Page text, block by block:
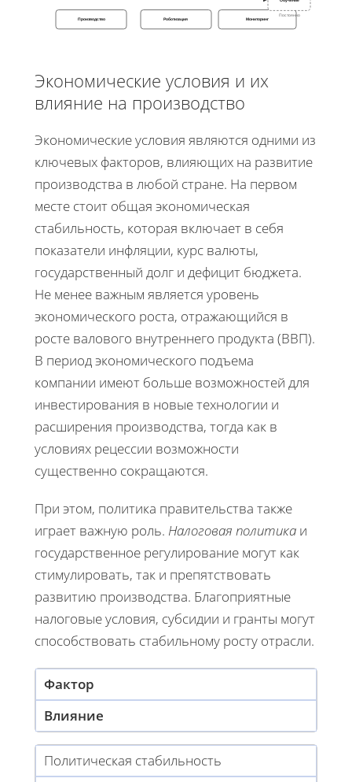
Производство Роботизация Мониторинг
Постоянно
Экономические условия и их
влияние на производство
Экономические условия являются одними из
ключевых факторов, влияющих на развитие
производства в любой стране. На первом
месте стоит общая экономическая
стабильность, которая включает в себя
показатели инфляции, курс валюты,
государственный долг и дефицит бюджета.
Не менее важным является уровень
экономического роста, отражающийся в
росте валового внутреннего продукта (ВВП).
В период экономического подъема
компании имеют больше возможностей для
инвестирования в новые технологии и
расширения производства, тогда как в
условиях рецессии возможности
существенно сокращаются.
При этом, политика правительства также
играет важную роль. Налоговая политика и
государственное регулирование могут как
стимулировать, так и препятствовать
развитию производства. Благоприятные
налоговые условия, субсидии и гранты могут
способствовать стабильному росту отрасли.
Фактор
Влияние
Политическая стабильность